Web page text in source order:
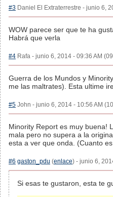
#3 Daniel El Extraterrestre - junio 6,
WOW parece ser que te ha
Habrá que verla
#4 Rafa - junio 6, 2014 - 09:36 AM
Guerra de los Mundos y
me las maltrates). Esta ultime
#5 John - junio 6, 2014 - 10:56 AM
Minority Report es muy buena!
mala pero no supera a la
esta a ver que onda. (Cuanto
#6 gaston_pdu (enlace) - junio 6,
Si esas te gustaron, esta te